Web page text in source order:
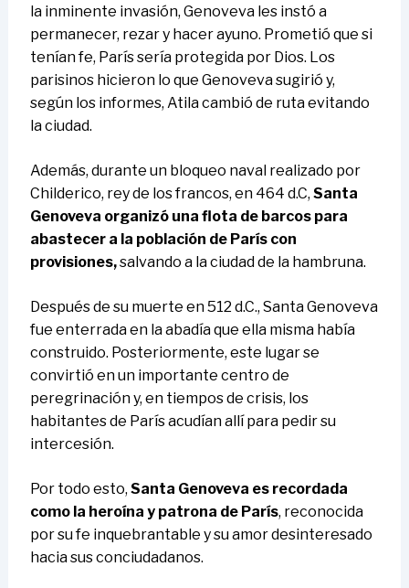
la inminente invasión, Genoveva les instó a
permanecer, rezar y hacer ayuno. Prometió que si
tenían fe, París sería protegida por Dios. Los
parisinos hicieron lo que Genoveva sugirió y,
según los informes, Atila cambió de ruta evitando
la ciudad.
Además, durante un bloqueo naval realizado por
Childerico, rey de los francos, en 464 d.C, Santa
Genoveva organizó una flota de barcos para
abastecer a la población de París con
provisiones,salvando a la ciudad de la hambruna.
Después de su muerte en 512 d.C., Santa Genoveva
fue enterrada en la abadía que ella misma había
construido. Posteriormente, este lugar se
convirtió en un importante centro de
peregrinación y, en tiempos de crisis, los
habitantes de París acudían allí para pedir su
intercesión.
Por todo esto, Santa Genoveva es recordada
como la heroína y patrona de París, reconocida
por su fe inquebrantable y su amor desinteresado
hacia sus conciudadanos.